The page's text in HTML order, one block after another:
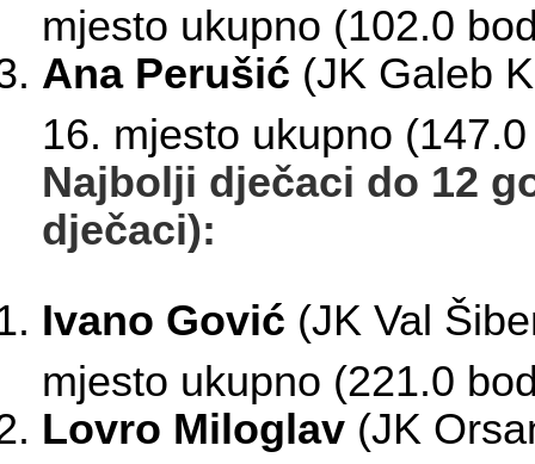
mjesto ukupno (102.0
Ana Perušić (JK Galeb
16. mjesto ukupno
Najbolji dječaci do 12
dječaci):
Ivano Gović (JK Val
mjesto ukupno (221.0
Lovro Miloglav (JK